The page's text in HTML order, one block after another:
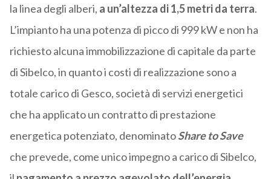
la linea degli alberi, a un’altezza di 1,5 metri da terra.
L’impianto ha una potenza di picco di 999 kW e non ha
richiesto alcuna immobilizzazione di capitale da parte
di Sibelco, in quanto i costi di realizzazione sono a
totale carico di Gesco, società di servizi energetici
che ha applicato un contratto di prestazione
energetica potenziato, denominatoShare to Save
che prevede, come unico impegno a carico di Sibelco,